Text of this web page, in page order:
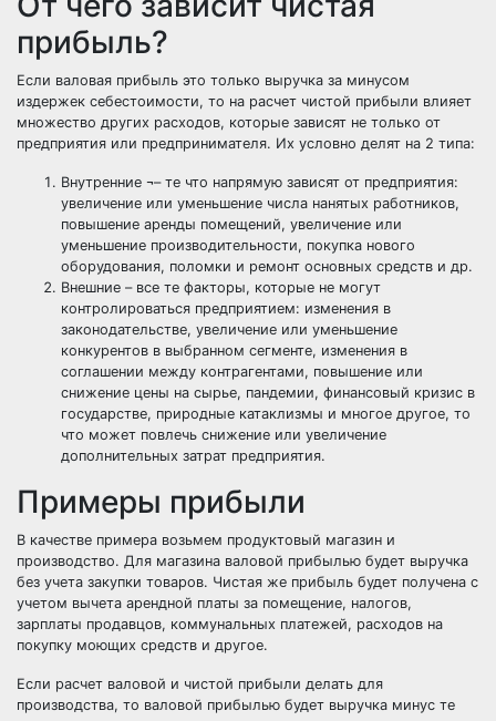
прибыль?
Если валовая прибыль это только выручка за минусом
издержек себестоимости, то на расчет чистой прибыли влияет
множество других расходов, которые зависят не только от
предприятия или предпринимателя. Их условно делят на 2 типа:
Внутренние ¬– те что напрямую зависят от предприятия:
увеличение или уменьшение числа нанятых работников,
повышение аренды помещений, увеличение или
уменьшение производительности, покупка нового
оборудования, поломки и ремонт основных средств и др.
Внешние – все те факторы, которые не могут
контролироваться предприятием: изменения в
законодательстве, увеличение или уменьшение
конкурентов в выбранном сегменте, изменения в
соглашении между контрагентами, повышение или
снижение цены на сырье, пандемии, финансовый кризис в
государстве, природные катаклизмы и многое другое, то
что может повлечь снижение или увеличение
дополнительных затрат предприятия.
Примеры прибыли
В качестве примера возьмем продуктовый магазин и
производство. Для магазина валовой прибылью будет выручка
без учета закупки товаров. Чистая же прибыль будет получена с
учетом вычета арендной платы за помещение, налогов,
зарплаты продавцов, коммунальных платежей, расходов на
покупку моющих средств и другое.
Если расчет валовой и чистой прибыли делать для
производства, то валовой прибылью будет выручка минус те